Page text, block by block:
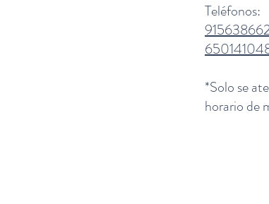
Teléfonos:
*Solo se
horario de